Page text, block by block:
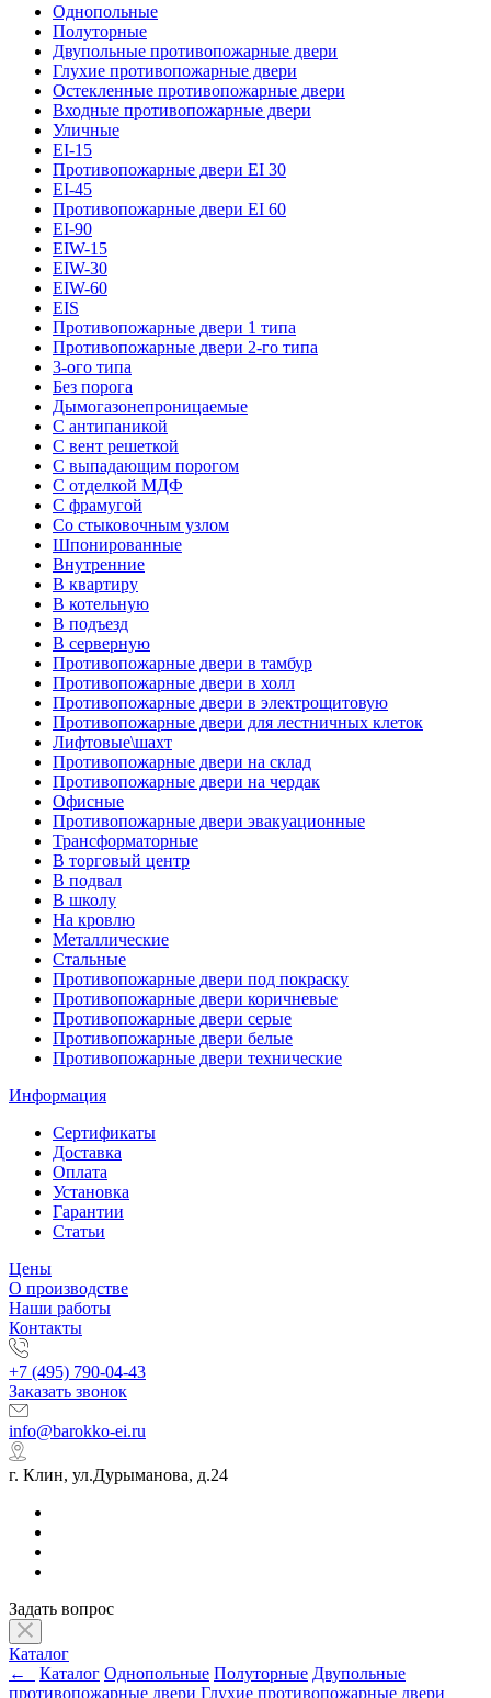
Однопольные
Полуторные
Двупольные противопожарные двери
Глухие противопожарные двери
Остекленные противопожарные двери
Входные противопожарные двери
Уличные
EI-15
Противопожарные двери EI 30
EI-45
Противопожарные двери EI 60
EI-90
EIW-15
EIW-30
EIW-60
EIS
Противопожарные двери 1 типа
Противопожарные двери 2-го типа
3-ого типа
Без порога
Дымогазонепроницаемые
С антипаникой
С вент решеткой
С выпадающим порогом
С отделкой МДФ
С фрамугой
Со стыковочным узлом
Шпонированные
Внутренние
В квартиру
В котельную
В подъезд
В серверную
Противопожарные двери в тамбур
Противопожарные двери в холл
Противопожарные двери в электрощитовую
Противопожарные двери для лестничных клеток
Лифтовые\шахт
Противопожарные двери на склад
Противопожарные двери на чердак
Офисные
Противопожарные двери эвакуационные
Трансформаторные
В торговый центр
В подвал
В школу
На кровлю
Металлические
Стальные
Противопожарные двери под покраску
Противопожарные двери коричневые
Противопожарные двери серые
Противопожарные двери белые
Противопожарные двери технические
Информация
Сертификаты
Доставка
Оплата
Установка
Гарантии
Статьи
Цены
О производстве
Наши работы
Контакты
+7 (495) 790-04-43
Заказать звонок
info@barokko-ei.ru
г. Клин, ул.Дурыманова, д.24
Задать вопрос
Каталог
←
Каталог Однопольные Полуторные Двупольные
противопожарные двери Глухие противопожарные двери